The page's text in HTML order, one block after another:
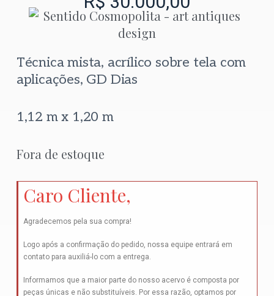
Técnica mista, acrílico sobre tela com
aplicações, GD Dias
1,12 m x 1,20 m
Fora de estoque
Caro Cliente,
Agradecemos pela sua compra!
Logo após a confirmação do pedido, nossa equipe entrará em
contato para auxiliá-lo com a entrega.
Informamos que a maior parte do nosso acervo é composta por
peças únicas e não substituíveis. Por essa razão, optamos por